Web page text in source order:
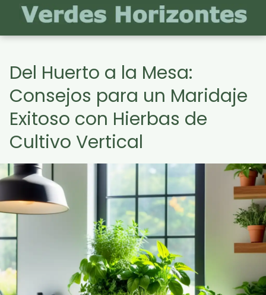
Del Huerto a la Mesa:
Consejos para un Maridaje
Exitoso con Hierbas de
Cultivo Vertical